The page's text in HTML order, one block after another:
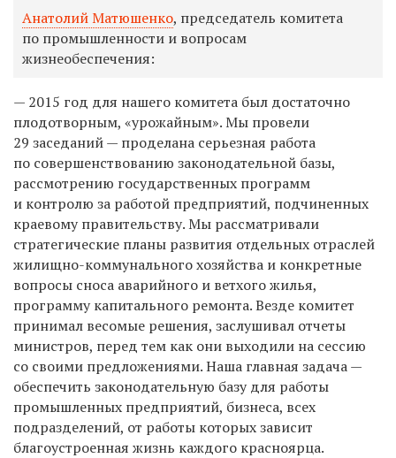
Анатолий Матюшенко, председатель комитета
по промышленности и вопросам
жизнеобеспечения:
— 2015 год для нашего комитета был достаточно
плодотворным, «урожайным». Мы провели
29 заседаний — проделана серьезная работа
по совершенствованию законодательной базы,
рассмотрению государственных программ
и контролю за работой предприятий, подчиненных
краевому правительству. Мы рассматривали
стратегические планы развития отдельных отраслей
жилищно-коммунального хозяйства и конкретные
вопросы сноса аварийного и ветхого жилья,
программу капитального ремонта. Везде комитет
принимал весомые решения, заслушивал отчеты
министров, перед тем как они выходили на сессию
со своими предложениями. Наша главная задача —
обеспечить законодательную базу для работы
промышленных предприятий, бизнеса, всех
подразделений, от работы которых зависит
благоустроенная жизнь каждого красноярца.